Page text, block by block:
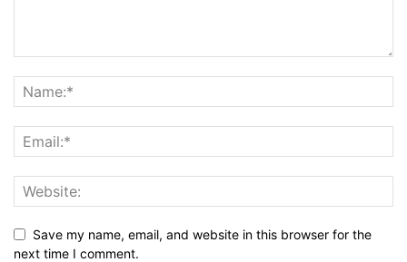
Save my name, email, and website in this browser for the
next time I comment.